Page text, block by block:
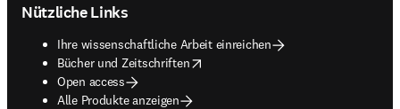
Nützliche Links
Ihre wissenschaftliche Arbeit einreichen
Bücher und Zeitschriften
opens in new tab/window
Open access
Alle Produkte anzeigen